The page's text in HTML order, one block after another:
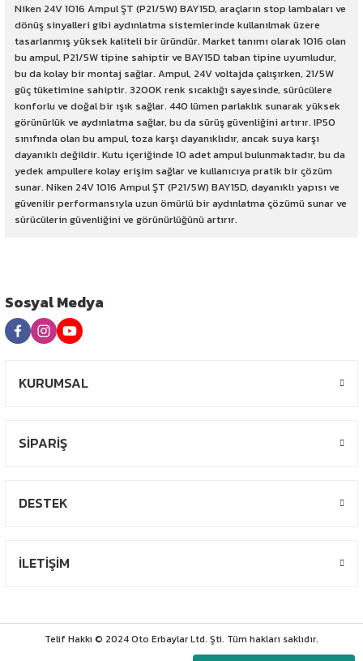
Niken 24V 1016 Ampul ŞT (P21/5W) BAY15D, araçların stop lambaları ve
dönüş sinyalleri gibi aydınlatma sistemlerinde kullanılmak üzere
tasarlanmış yüksek kaliteli bir üründür. Market tanımı olarak 1016 olan
bu ampul, P21/5W tipine sahiptir ve BAY15D taban tipine uyumludur,
bu da kolay bir montaj sağlar. Ampul, 24V voltajda çalışırken, 21/5W
güç tüketimine sahiptir. 3200K renk sıcaklığı sayesinde, sürücülere
konforlu ve doğal bir ışık sağlar. 440 lümen parlaklık sunarak yüksek
görünürlük ve aydınlatma sağlar, bu da sürüş güvenliğini artırır. IP50
sınıfında olan bu ampul, toza karşı dayanıklıdır, ancak suya karşı
dayanıklı değildir. Kutu içeriğinde 10 adet ampul bulunmaktadır, bu da
yedek ampullere kolay erişim sağlar ve kullanıcıya pratik bir çözüm
sunar. Niken 24V 1016 Ampul ŞT (P21/5W) BAY15D, dayanıklı yapısı ve
güvenilir performansıyla uzun ömürlü bir aydınlatma çözümü sunar ve
sürücülerin güvenliğini ve görünürlüğünü artırır.
Sosyal Medya
KURUMSAL
SİPARİŞ
DESTEK
İLETİŞİM
Telif Hakkı © 2024 Oto Erbaylar Ltd. Şti. Tüm hakları saklıdır.